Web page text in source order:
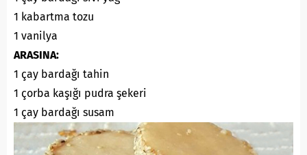
1 kabartma tozu
1 vanilya
ARASINA:
1 çay bardağı tahin
1 çorba kaşığı pudra şekeri
1 çay bardağı susam